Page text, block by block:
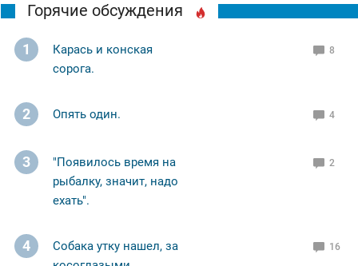
Горячие обсуждения
1
Карась и конская
сорога.
8
2 Опять один. 4
3
"Появилось время на
рыбалку, значит, надо
ехать".
2
4
Собака утку нашел, за
16